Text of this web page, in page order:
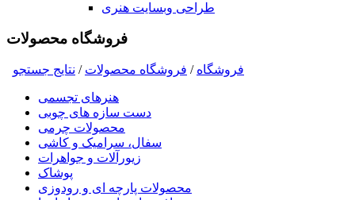
طراحی وبسایت هنری
فروشگاه محصولات
فروشگاه / فروشگاه محصولات / نتايج جستجو
هنرهای تجسمی
دست سازه های چوبی
محصولات چرمی
سفال، سرامیک و کاشی
زیورآلات و جواهرات
پوشاک
محصولات پارچه ای و رودوزی